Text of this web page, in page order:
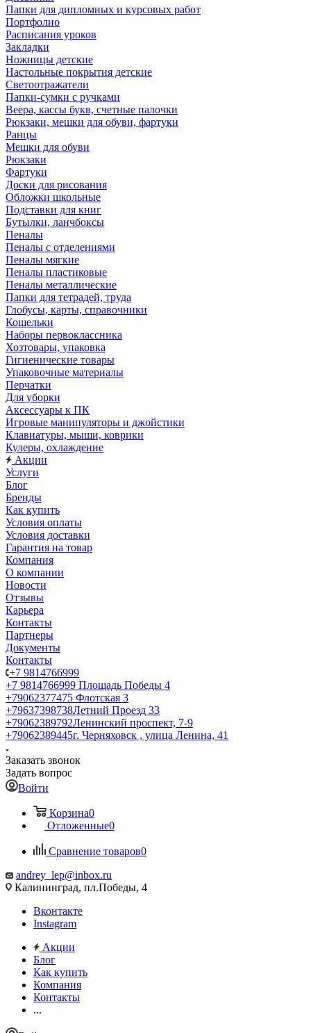
Папки для дипломных и курсовых работ
Портфолио
Расписания уроков
Закладки
Ножницы детские
Настольные покрытия детские
Светоотражатели
Папки-сумки с ручками
Веера, кассы букв, счетные палочки
Рюкзаки, мешки для обуви, фартуки
Ранцы
Мешки для обуви
Рюкзаки
Фартуки
Доски для рисования
Обложки школьные
Подставки для книг
Бутылки, ланчбоксы
Пеналы
Пеналы с отделениями
Пеналы мягкие
Пеналы пластиковые
Пеналы металлические
Папки для тетрадей, труда
Глобусы, карты, справочники
Кошельки
Наборы первоклассника
Хозтовары, упаковка
Гигиенические товары
Упаковочные материалы
Перчатки
Для уборки
Аксессуары к ПК
Игровые манипуляторы и джойстики
Клавиатуры, мыши, коврики
Кулеры, охлаждение
Акции
Услуги
Блог
Бренды
Как купить
Условия оплаты
Условия доставки
Гарантия на товар
Компания
О компании
Новости
Отзывы
Карьера
Контакты
Партнеры
Документы
Контакты
+7 9814766999
+7 9814766999 Площадь Победы 4
+79062377475 Флотская 3
+79637398738Летний Проезд 33
+79062389792Ленинский проспект, 7-9
+79062389445г. Черняховск , улица Ленина, 41
Заказать звонок
Задать вопрос
Войти
Корзина0
Отложенные0
Сравнение товаров0
andrey_lep@inbox.ru
Калининград, пл.Победы, 4
Вконтакте
Instagram
Акции
Блог
Как купить
Компания
Контакты
...